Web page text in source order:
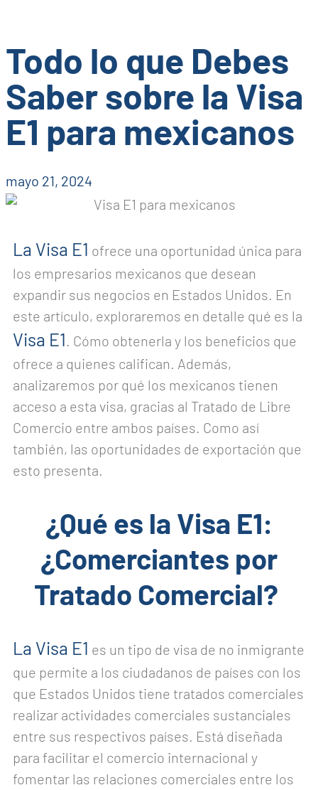
Todo lo que Debes
Saber sobre la Visa
E1 para mexicanos
mayo 21, 2024
La Visa E1 ofrece una oportunidad única para
los empresarios mexicanos que desean
expandir sus negocios en Estados Unidos. En
este artículo, exploraremos en detalle qué es la
Visa E1. Cómo obtenerla y los beneficios que
ofrece a quienes califican. Además,
analizaremos por qué los mexicanos tienen
acceso a esta visa, gracias al Tratado de Libre
Comercio entre ambos países. Como así
también, las oportunidades de exportación que
esto presenta.
¿Qué es la Visa E1:
¿Comerciantes por
Tratado Comercial?
La Visa E1 es un tipo de visa de no inmigrante
que permite a los ciudadanos de países con los
que Estados Unidos tiene tratados comerciales
realizar actividades comerciales sustanciales
entre sus respectivos países. Está diseñada
para facilitar el comercio internacional y
fomentar las relaciones comerciales entre los